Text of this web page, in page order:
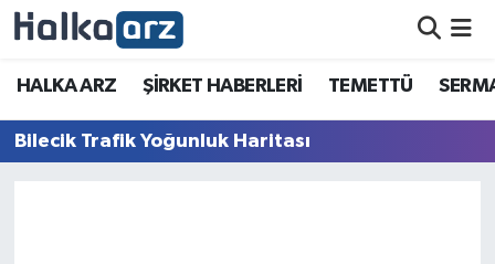
HALKA ARZ ŞİRKET HABERLERİ TEMETTÜ
Bilecik Trafik Yoğunluk Haritası
HALKA ARZ
SERMAYE ARTIRIMI